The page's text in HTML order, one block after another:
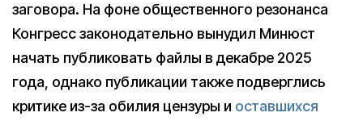
заговора. На фоне общественного резонанса
Конгресс законодательно вынудил Минюст
начать публиковать файлы в декабре 2025
года, однако публикации также подверглись
критике из-за обилия цензуры и оставшихся